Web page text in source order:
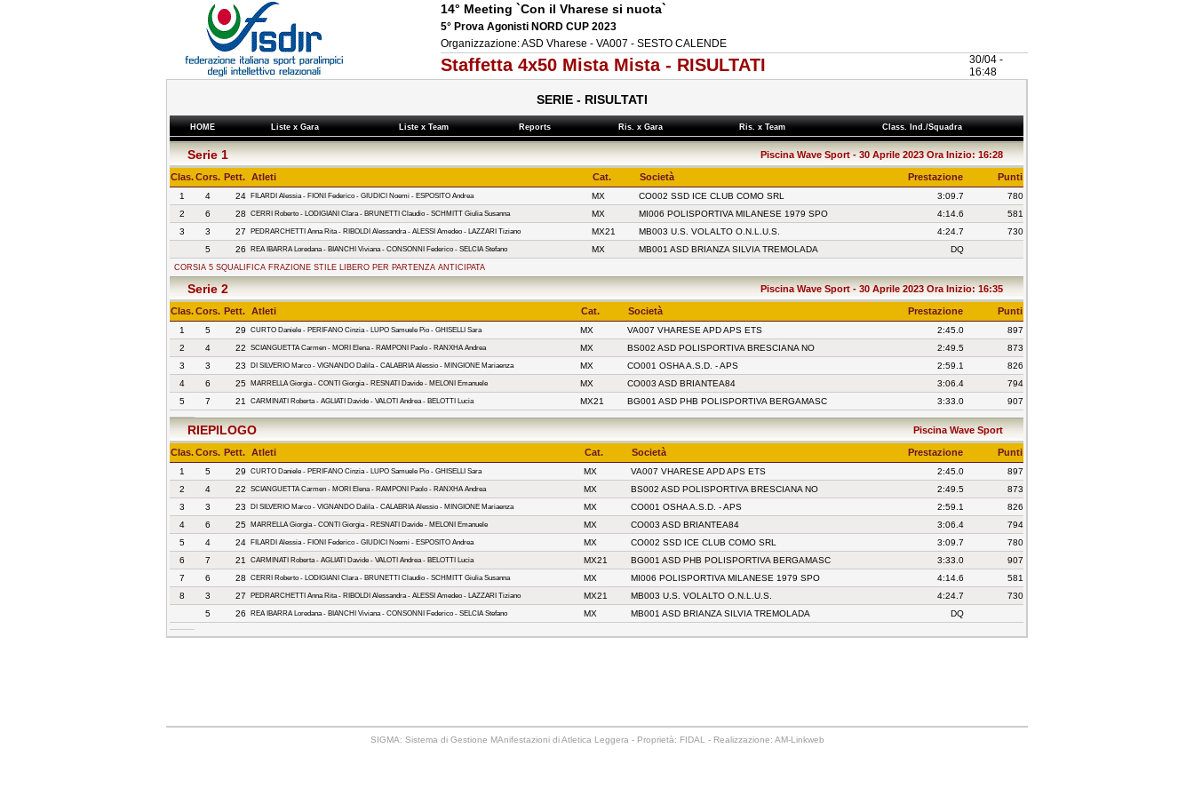
14° Meeting `Con il Vharese si nuota`
5° Prova Agonisti NORD CUP 2023
Organizzazione: ASD Vharese - VA007 - SESTO CALENDE
Staffetta 4x50 Mista Mista - RISULTATI
30/04 -
16:48
SERIE - RISULTATI
HOME Liste x Gara Liste x Team Reports Ris. x Gara Ris. x Team Class. Ind./Squadra
Serie 1 Piscina Wave Sport - 30 Aprile 2023 Ora Inizio: 16:28
Clas.Cors. Pett. Atleti Cat. Società Prestazione Punti
1 4 24 FILARDI Alessia - FIONI Federico - GIUDICI Noemi - ESPOSITO Andrea MX CO002 SSD ICE CLUB COMO SRL 3:09.7
780
2
6 28 CERRI Roberto - LODIGIANI Clara - BRUNETTI Claudio - SCHMITT Giulia Susanna MX MI006 POLISPORTIVA MILANESE 1979 SPO 4:14.6
581
3
3 27 PEDRARCHETTI Anna Rita - RIBOLDI Alessandra - ALESSI Amedeo - LAZZARI Tiziano MX21 MB003 U.S. VOLALTO O.N.L.U.S. 4:24.7
730
5
26 REA IBARRA Loredana - BIANCHI Viviana - CONSONNI Federico - SELCIA Stefano MX MB001 ASD BRIANZA SILVIA TREMOLADA DQ
CORSIA 5 SQUALIFICA FRAZIONE STILE LIBERO PER PARTENZA ANTICIPATA
Serie 2 Piscina Wave Sport - 30 Aprile 2023 Ora Inizio: 16:35
Clas.Cors. Pett. Atleti Cat. Società Prestazione Punti
1 5 29 CURTO Daniele - PERIFANO Cinzia - LUPO Samuele Pio - GHISELLI Sara MX VA007 VHARESE APD APS ETS 2:45.0
897
2
4 22 SCIANGUETTA Carmen - MORI Elena - RAMPONI Paolo - RANXHA Andrea MX BS002 ASD POLISPORTIVA BRESCIANA NO 2:49.5
873
3
3 23 DI SILVERIO Marco - VIGNANDO Dalila - CALABRIA Alessio - MINGIONE Mariaenza MX CO001 OSHA A.S.D. - APS 2:59.1
826
4
6 25 MARRELLA Giorgia - CONTI Giorgia - RESNATI Davide - MELONI Emanuele MX CO003 ASD BRIANTEA84 3:06.4
794
5
7 21 CARMINATI Roberta - AGLIATI Davide - VALOTI Andrea - BELOTTI Lucia MX21 BG001 ASD PHB POLISPORTIVA BERGAMASC 3:33.0 907
RIEPILOGO Piscina Wave Sport
Clas.Cors. Pett. Atleti Cat. Società Prestazione Punti
1 5 29 CURTO Daniele - PERIFANO Cinzia - LUPO Samuele Pio - GHISELLI Sara MX VA007 VHARESE APD APS ETS 2:45.0
897
2
4 22 SCIANGUETTA Carmen - MORI Elena - RAMPONI Paolo - RANXHA Andrea MX BS002 ASD POLISPORTIVA BRESCIANA NO 2:49.5
873
3
3 23 DI SILVERIO Marco - VIGNANDO Dalila - CALABRIA Alessio - MINGIONE Mariaenza MX CO001 OSHA A.S.D. - APS 2:59.1
826
4
6 25 MARRELLA Giorgia - CONTI Giorgia - RESNATI Davide - MELONI Emanuele MX CO003 ASD BRIANTEA84 3:06.4
794
5
4 24 FILARDI Alessia - FIONI Federico - GIUDICI Noemi - ESPOSITO Andrea MX CO002 SSD ICE CLUB COMO SRL 3:09.7
780
6
7 21 CARMINATI Roberta - AGLIATI Davide - VALOTI Andrea - BELOTTI Lucia MX21 BG001 ASD PHB POLISPORTIVA BERGAMASC 3:33.0
907
7
6 28 CERRI Roberto - LODIGIANI Clara - BRUNETTI Claudio - SCHMITT Giulia Susanna MX MI006 POLISPORTIVA MILANESE 1979 SPO 4:14.6
581
8
3 27 PEDRARCHETTI Anna Rita - RIBOLDI Alessandra - ALESSI Amedeo - LAZZARI Tiziano MX21 MB003 U.S. VOLALTO O.N.L.U.S. 4:24.7
730
5
26 REA IBARRA Loredana - BIANCHI Viviana - CONSONNI Federico - SELCIA Stefano MX MB001 ASD BRIANZA SILVIA TREMOLADA DQ
SIGMA: Sistema di Gestione MAnifestazioni di Atletica Leggera - Proprietà: FIDAL - Realizzazione: AM-Linkweb